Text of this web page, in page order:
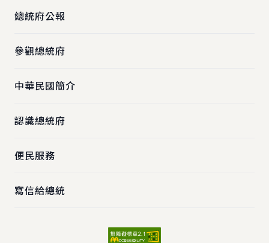
總統府公報
參觀總統府
中華民國簡介
認識總統府
便民服務
寫信給總統